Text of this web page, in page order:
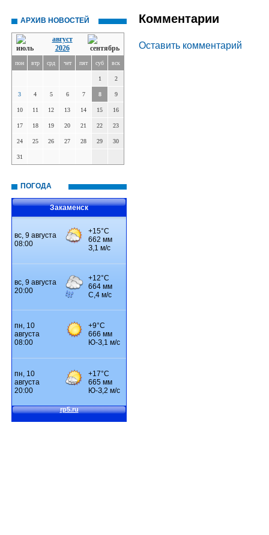
АРХИВ НОВОСТЕЙ
август
2026
пон втр срд чет пят суб вск
1 2
3 4 5 6 7 8 9
10 11 12 13 14 15 16
17 18 19 20 21 22 23
24 25 26 27 28 29 30
31
ПОГОДА
Закаменск
Комментарии
Оставить комментарий